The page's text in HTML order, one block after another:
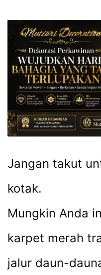
Jangan takut
kotak.
Mungkin Anda
karpet merah
jalur daun-